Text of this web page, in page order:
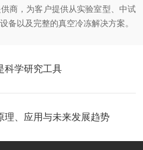
商，为客户提供从实验室型、中试
备以及完整的真空冷冻解决方案。
科学研究工具
理、应用与未来发展趋势